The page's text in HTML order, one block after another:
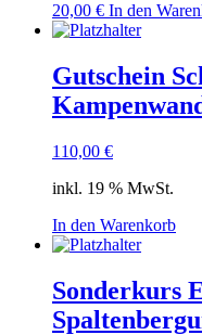
20,00 € In den
Gutschein
110,00 €
inkl. 19 % MwSt.
In den Warenkorb
Sonderkurs